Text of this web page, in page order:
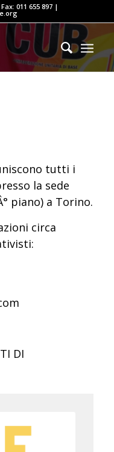
011 655 897 |
tutti i
la sede
piano) a Torino.
circa
DI